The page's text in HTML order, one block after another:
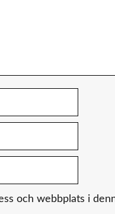
och webbplats i